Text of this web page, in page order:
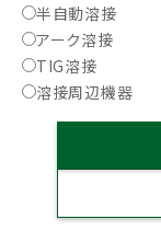
半自動溶接
アーク溶接
TIG溶接
溶接周辺機器